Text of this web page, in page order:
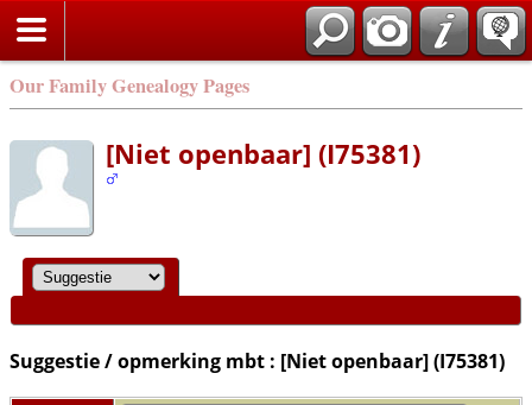
Our Family Genealogy Pages
[Niet openbaar] (I75381)
Suggestie / opmerking mbt : [Niet openbaar] (I75381)